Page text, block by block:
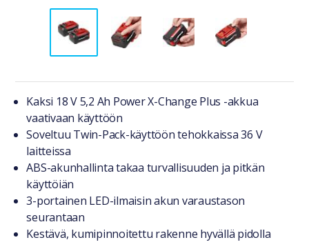
Tuotteesta lyhyesti
Kaksi 18 V 5,2 Ah Power X-Change Plus -akkua
vaativaan käyttöön
Soveltuu Twin-Pack-käyttöön tehokkaissa 36 V
laitteissa
ABS-akunhallinta takaa turvallisuuden ja pitkän
käyttöiän
3-portainen LED-ilmaisin akun varaustason
seurantaan
Kestävä, kumipinnoitettu rakenne hyvällä pidolla